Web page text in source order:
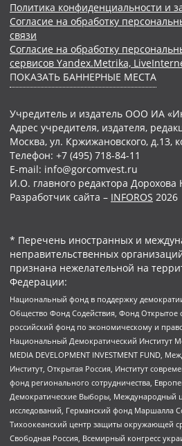
Политика конфиденциальности и
Согласие на обработку
связи
Согласие на обработку
сервисов Yandex.Metrika,
ПОКАЗАТЬ БАННЕРНЫЕ МЕСТА
Учредитель и издатель ООО ИА
Адрес учредителя, издателя,
Москва, ул. Кржижановского, д.13,
Телефон: +7 (495) 718-84-11
E-mail: info@gorcomvest.ru
И.О. главного редактора Дорохова
Разработчик сайта – INFOROS 2026
* Перечень иностранных и
неправительственных
признана нежелательной на
Федерации:
Национальный фонд в поддержку
Общество Фонд Содействия, Фонд Открытое
российский фонд по экономическому и
Национальный Демократический Институт
MEDIA DEVELOPMENT INVESTMENT FUND,
Институт, Открытая Россия, Институт
фонд регионального сотрудничества,
Демократические Выборы, Международный
исследований, Германский фонд Маршалла
Тихоокеанский центр защиты окружающей
Свободная Россия, Всемирный конгресс